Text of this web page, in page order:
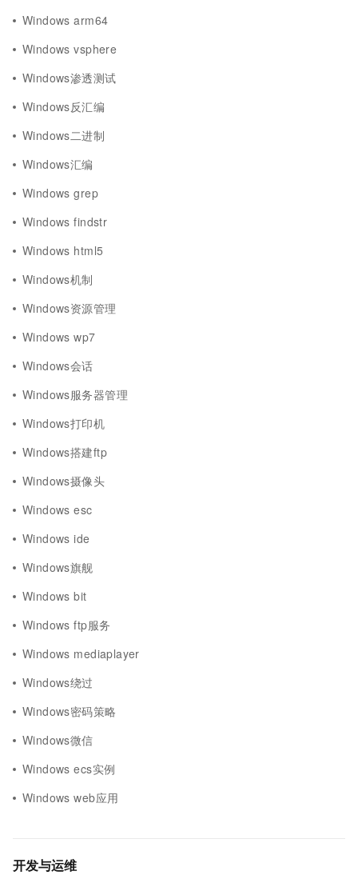
Windows arm64
Windows vsphere
Windows渗透测试
Windows反汇编
Windows二进制
Windows汇编
Windows grep
Windows findstr
Windows html5
Windows机制
Windows资源管理
Windows wp7
Windows会话
Windows服务器管理
Windows打印机
Windows搭建ftp
Windows摄像头
Windows esc
Windows ide
Windows旗舰
Windows bit
Windows ftp服务
Windows mediaplayer
Windows绕过
Windows密码策略
Windows微信
Windows ecs实例
Windows web应用
开发与运维